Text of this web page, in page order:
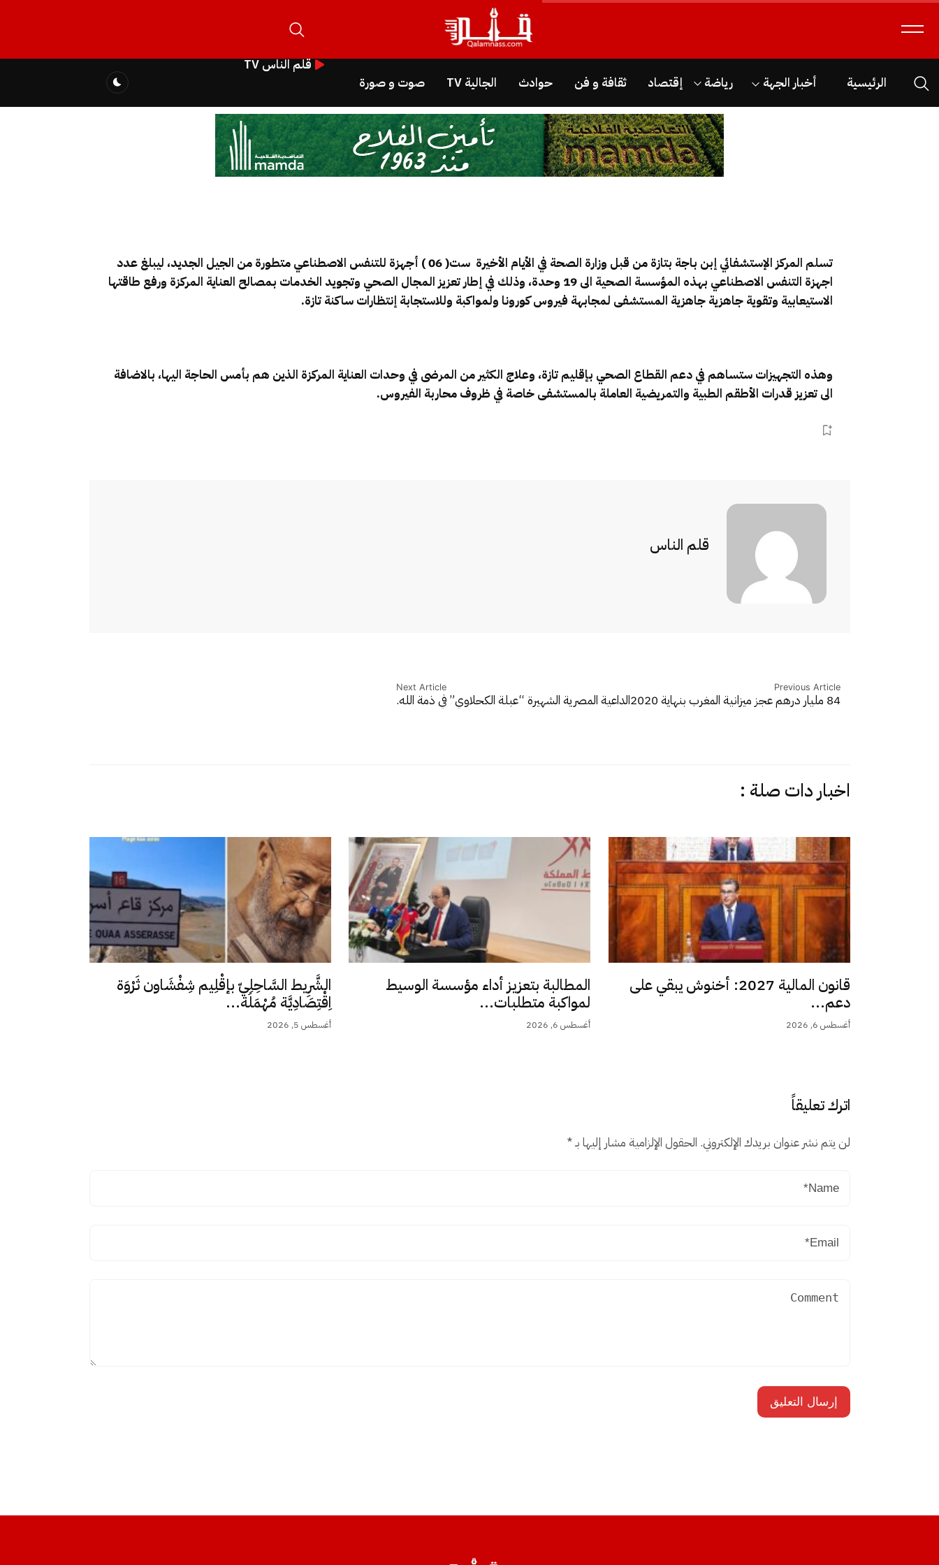
الرئيسية أخبار الجهة رياضة إقتصاد ثقافة و فن حوادث الجالية TV صوت و صورة
قلم الناس TV
تسلم المركز الإستشفائي إبن باجة بتازة من قبل وزارة الصحة في الأيام الأخيرة ست( 06 ) أجهزة للتنفس الاصطناعي متطورة من الجيل الجديد، ليبلغ عدد
اجهزة التنفس الاصطناعي بهذه المؤسسة الصحية الى 19 وحدة، وذلك في إطار تعزيز المجال الصحي وتجويد الخدمات بمصالح العناية المركزة ورفع طاقتها
الاستيعابية وتقوية جاهزية جاهزية المستشفى لمجابهة فيروس كورونا ولمواكبة وللاستجابة إنتظارات ساكنة تازة.
وهذه التجهيزات ستساهم في دعم القطاع الصحي بإقليم تازة، وعلاج الكثير من المرضى في وحدات العناية المركزة الذين هم بأمس الحاجة اليها، بالاضافة
الى تعزيز قدرات الأطقم الطبية والتمريضية العاملة بالمستشفى خاصة في ظروف محاربة الفيروس.
قلم الناس
Previous Article
84 مليار درهم عجز ميزانية المغرب بنهاية 2020
Next Article
الداعية المصرية الشهيرة “عبلة الكحلاوي” في ذمة الله.
اخبار دات صلة :
قانون المالية 2027: أخنوش يبقي على
دعم...
أغسطس 6, 2026
المطالبة بتعزيز أداء مؤسسة الوسيط
لمواكبة متطلبات...
أغسطس 6, 2026
الشَّرِيط السَّاحِلِيّ بإقْلِيم شِفْشَاون ثَرْوَة
اِقْتِصَادِيَّة مُهْمَلَة...
أغسطس 5, 2026
اترك تعليقاً
لن يتم نشر عنوان بريدك الإلكتروني. الحقول الإلزامية مشار إليها بـ*